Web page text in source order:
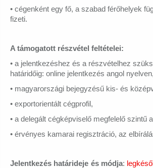
• cégenként egy fő, a szabad férőhelyek
fizeti.
A támogatott részvétel feltételei:
• a jelentkezéshez és a részvételhez
határidőig: online jelentkezés angol
• magyarországi bejegyzésű kis- és
• exportorientált cégprofil,
• a delegált cégképviselő megfelelő szintű
• érvényes kamarai regisztráció, az
Jelentkezés határideje és módja: